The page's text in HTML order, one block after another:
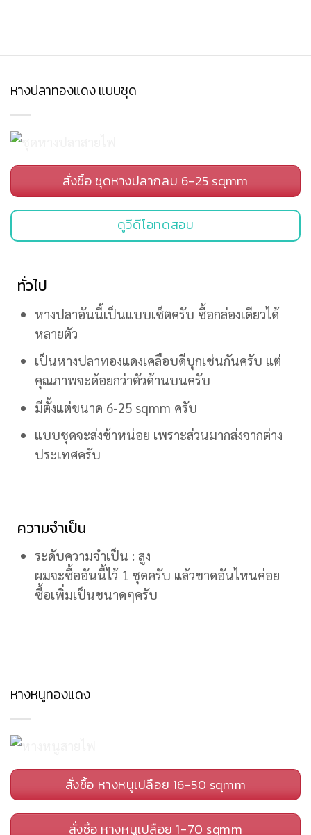
หางปลาทองแดง แบบชุด
สั่งซื้อ ชุดหางปลากลม 6-25 sqmm
ดูวีดีโอทดสอบ
ทั่วไป
หางปลาอันนี้เป็นแบบเซ็ตครับ ซื้อกล่องเดียวได้
หลายตัว
เป็นหางปลาทองแดงเคลือบดีบุกเช่นกันครับ แต่
คุณภาพจะด้อยกว่าตัวด้านบนครับ
มีตั้งแต่ขนาด 6-25 sqmm ครับ
แบบชุดจะส่งช้าหน่อย เพราะส่วนมากส่งจากต่าง
ประเทศครับ
ความจำเป็น
ระดับความจำเป็น : สูง
ผมจะซื้ออันนี้ไว้ 1 ชุดครับ แล้วขาดอันไหนค่อย
ซื้อเพิ่มเป็นขนาดๆครับ
หางหนูทองแดง
สั่งซื้อ หางหนูเปลือย 16-50 sqmm
สั่งซื้อ หางหนูเปลือย 1-70 sqmm